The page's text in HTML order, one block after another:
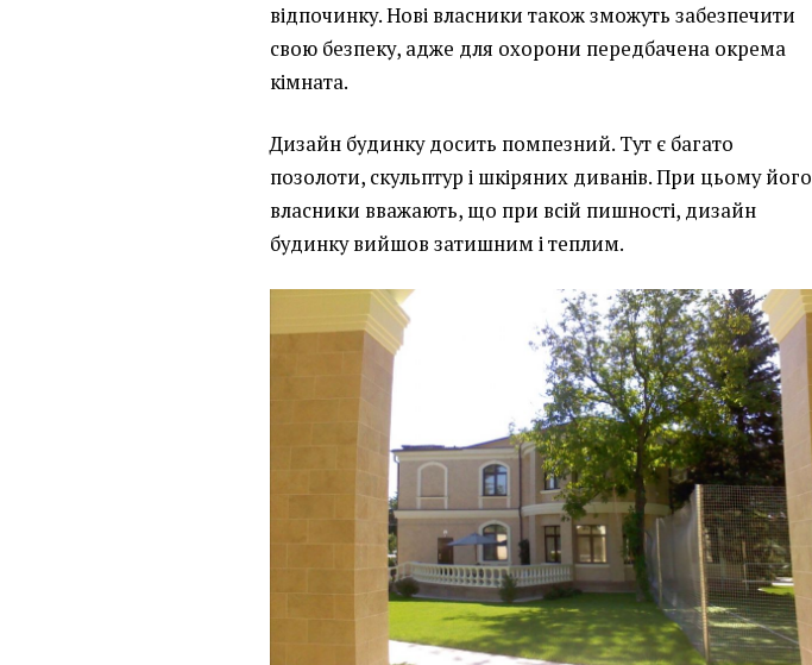
відпочинку. Нові власники також зможуть забезпечити
свою безпеку, адже для охорони передбачена окрема
кімната.
Дизайн будинку досить помпезний. Тут є багато
позолоти, скульптур і шкіряних диванів. При цьому його
власники вважають, що при всій пишності, дизайн
будинку вийшов затишним і теплим.